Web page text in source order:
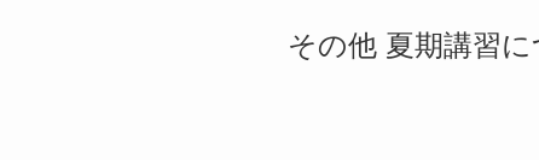
その他 夏期講習